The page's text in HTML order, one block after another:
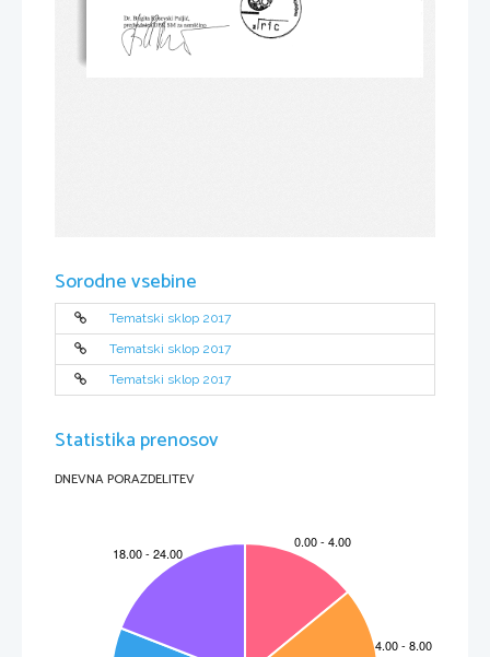
Sorodne vsebine
Tematski sklop 2017
Tematski sklop 2017
Tematski sklop 2017
Statistika prenosov
DNEVNA PORAZDELITEV